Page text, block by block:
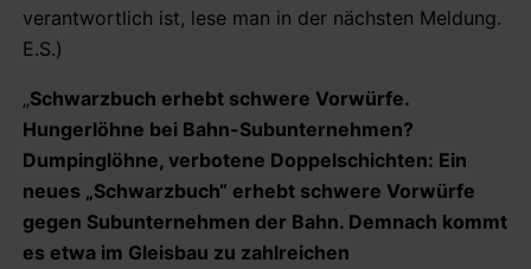
verantwortlich ist, lese man in der nächsten Meldung.
E.S.)
„Schwarzbuch erhebt schwere Vorwürfe.
Hungerlöhne bei Bahn-Subunternehmen?
Dumpinglöhne, verbotene Doppelschichten: Ein
neues „Schwarzbuch“ erhebt schwere Vorwürfe
gegen Subunternehmen der Bahn. Demnach kommt
es etwa im Gleisbau zu zahlreichen